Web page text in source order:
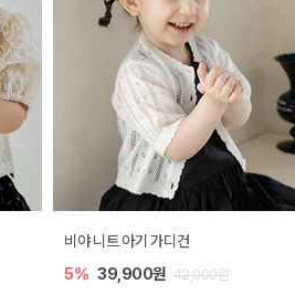
토닉 아기 민소매 티셔츠
20% 11,200원 14,000원